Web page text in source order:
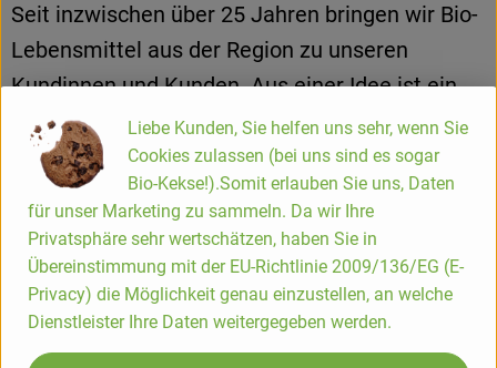
Seit inzwischen über 25 Jahren bringen wir Bio-
Lebensmittel aus der Region zu unseren
Kundinnen und Kunden. Aus einer Idee ist ein
lebendiger Betrieb gewachsen: mit Hofladen,
Lieferservice, regionalen Partnern, vielen treuen
Menschen und einer großen Portion
Überzeugung.
Darum laden wir herzlich ein zum Hoffest auf
dem Blumenhof in Eitorf. Es wird ein Tag zum
Begegnen, Probieren, Entdecken, Erinnern und
Liebe Kunden, Sie helfen uns sehr, wenn Sie
Cookies zulassen (bei uns sind es sogar
Bio-Kekse!).Somit erlauben Sie uns, Daten
für unser Marketing zu sammeln. Da wir Ihre
Privatsphäre sehr wertschätzen, haben Sie in
Übereinstimmung mit der EU-Richtlinie 2009/136/EG (E-
Privacy) die Möglichkeit genau einzustellen, an welche
Dienstleister Ihre Daten weitergegeben werden.